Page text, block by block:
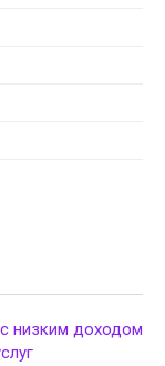
низким доходом